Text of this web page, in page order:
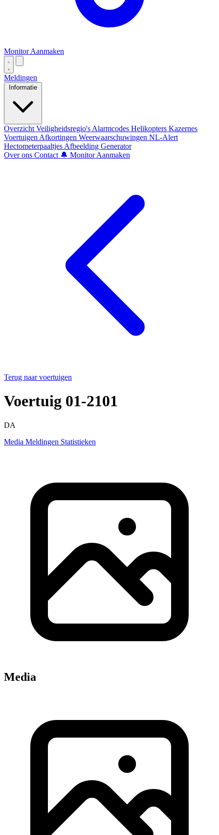
Monitor Aanmaken
Meldingen
Informatie
Overzicht Veiligheidsregio's Alarmcodes Helikopters Kazernes
Voertuigen Afkortingen Weerwaarschuwingen NL-Alert
Hectometerpaaltjes Afbeelding Generator
Over ons Contact 🔔 Monitor Aanmaken
Terug naar voertuigen
Voertuig 01-2101
DA
Media Meldingen Statistieken
Media